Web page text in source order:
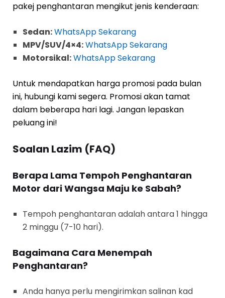
pakej penghantaran mengikut jenis kenderaan:
Sedan:WhatsApp Sekarang
MPV/SUV/4×4:WhatsApp Sekarang
Motorsikal:WhatsApp Sekarang
Untuk mendapatkan harga promosi pada bulan
ini, hubungi kami segera. Promosi akan tamat
dalam beberapa hari lagi. Jangan lepaskan
peluang ini!
Soalan Lazim (FAQ)
Berapa Lama Tempoh Penghantaran
Motor dari Wangsa Maju ke Sabah?
Tempoh penghantaran adalah antara 1 hingga
2 minggu (7-10 hari).
Bagaimana Cara Menempah
Penghantaran?
Anda hanya perlu mengirimkan salinan kad